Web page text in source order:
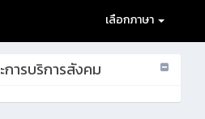
เลือกภาษา
การบริการสังคม